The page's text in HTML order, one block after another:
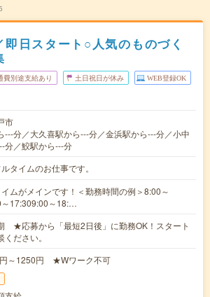
即日スタート○人気のものづく
費別途支給あり 土日祝日が休み WEB登録OK
市
---分／大久喜駅から---分／金浜駅から---分／小中
分／鮫駅から---分
タイムのお仕事です。
ムがメインです！＜勤務時間の例＞8:00～
17:309:00～18:…
★応募から「最短2日後」に勤務OK！スタート
ださい。
～1250円 ★Wワーク不可